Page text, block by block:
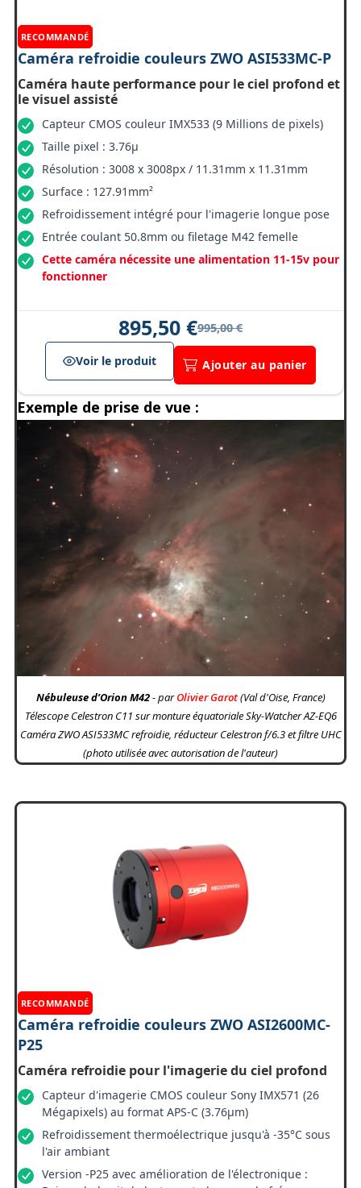
RECOMMANDÉ
Caméra refroidie couleurs ZWO ASI533MC-P
Caméra haute performance pour le ciel profond et
le visuel assisté
Capteur CMOS couleur IMX533 (9 Millions de pixels)
Taille pixel : 3.76µ
Résolution : 3008 x 3008px / 11.31mm x 11.31mm
Surface : 127.91mm²
Refroidissement intégré pour l'imagerie longue pose
Entrée coulant 50.8mm ou filetage M42 femelle
Cette caméra nécessite une alimentation 11-15v pour
fonctionner
995,00 €
895,50 €
Voir le produit Ajouter au panier
Exemple de prise de vue :
Nébuleuse d’Orion M42- parOlivier Garot(Val d'Oise, France)
Télescope Celestron C11 sur monture équatoriale Sky-Watcher AZ-EQ6
Caméra ZWO ASI533MC refroidie, réducteur Celestron f/6.3 et filtre UHC
(photo utilisée avec autorisation de l'auteur)
RECOMMANDÉ
Caméra refroidie couleurs ZWO ASI2600MC-
P25
Caméra refroidie pour l'imagerie du ciel profond
Capteur d'imagerie CMOS couleur Sony IMX571 (26
Mégapixels) au format APS-C (3.76µm)
Refroidissement thermoélectrique jusqu'à -35°C sous
l'air ambiant
Version -P25 avec amélioration de l'électronique :